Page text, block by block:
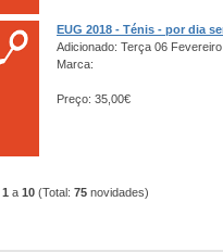
EUG 2018 - Ténis - por dia
Adicionado: Terça 06
Marca:
Preço: 35,00€
1 a 10 (Total: 75 novidades)